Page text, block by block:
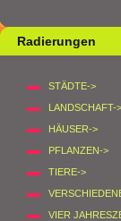
Radierungen
STÄDTE->
LANDSCHAFT->
HÄUSER->
PFLANZEN->
TIERE->
VIER